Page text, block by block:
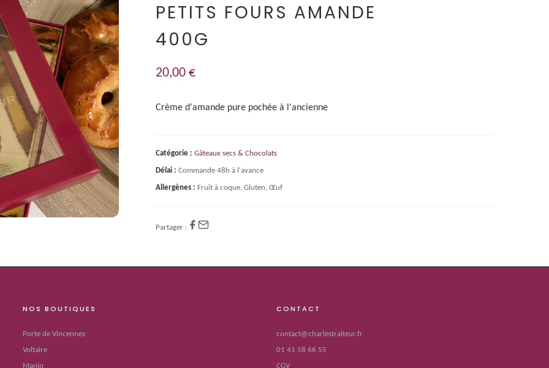
PETITS FOURS AMANDE
400G
20,00 €
Crème d'amande pure pochée à l'ancienne
Catégorie : Gâteaux secs & Chocolats
Délai : Commande 48h à l'avance
Allergènes : Fruit à coque, Gluten, Œuf
Partager :
NOS BOUTIQUES
Porte de Vincennes
Voltaire
Manin
CONTACT
contact@charlestraiteur.fr
01 41 58 66 55
CGV